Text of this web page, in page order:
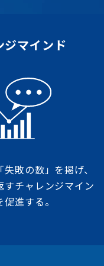
ジマインド
敗の数」を掲げ、
チャレンジマイン
進する。